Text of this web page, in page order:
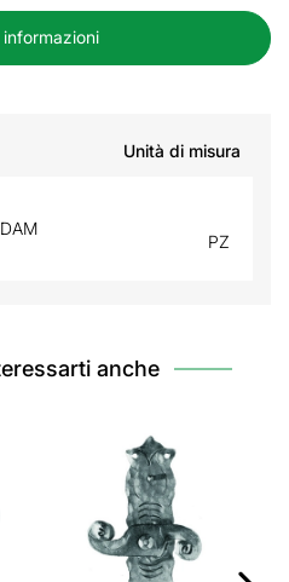
informazioni
Unità di misura
PZ
anche